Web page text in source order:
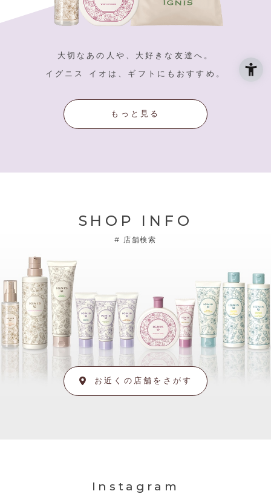
大切なあの人や、大好きな友達へ。
イグニス イオは、ギフトにもおすすめ。
もっと見る
SHOP INFO
# 店舗検索
お近くの店舗をさがす
Instagram